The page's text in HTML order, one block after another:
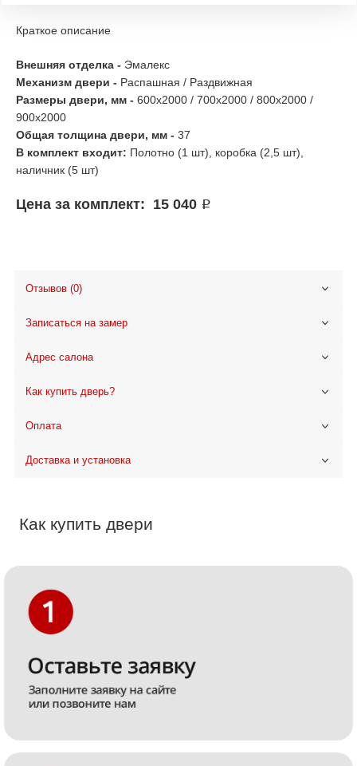
Краткое описание
Внешняя отделка - Эмалекс
Механизм двери - Распашная / Раздвижная
Размеры двери, мм - 600х2000 / 700х2000 / 800x2000 /
900x2000
Общая толщина двери, мм - 37
В комплект входит: Полотно (1 шт), коробка (2,5 шт),
наличник (5 шт)
Цена за комплект: 15 040 ₽
Отзывов (0)
Записаться на замер
Адрес салона
Как купить дверь?
Оплата
Доставка и установка
Как купить двери